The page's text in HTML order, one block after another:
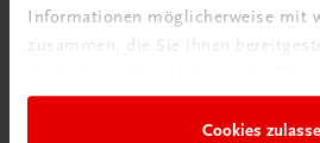
Informationen möglicherweise mit
zusammen, die Sie ihnen
Cookies